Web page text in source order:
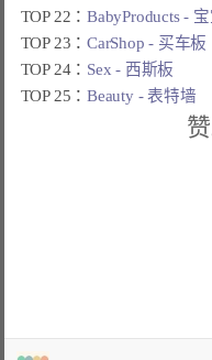
TOP 22：BabyProducts -
TOP 23：CarShop - 买车板
TOP 24： Sex - 西斯板
TOP 25：Beauty - 表特墙